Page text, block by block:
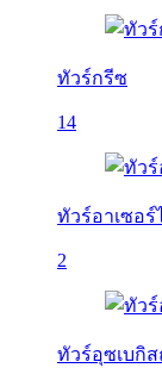
ทัวร์กรีซ
14
ทัวร์อาเซอร์
2
ทัวร์อุซเบกิ